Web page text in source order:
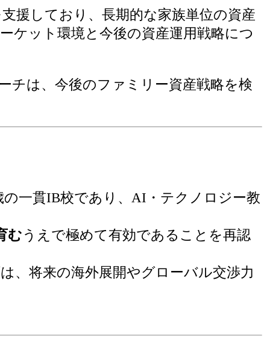
援しており、長期的な家族単位の資産
ケット環境と今後の資産運用戦略につ
チは、今後のファミリー資産戦略を検
の一貫IB校であり、AI・テクノロジー教
む うえで極めて有効であることを再認
、将来の海外展開やグローバル交渉力